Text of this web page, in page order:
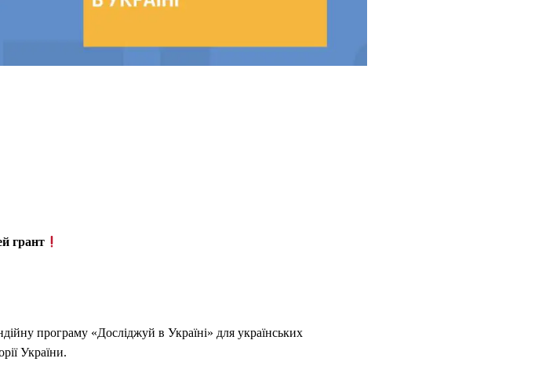
грант
програму «Досліджуй в Україні» для українських
України.